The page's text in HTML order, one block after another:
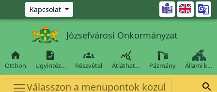
Ugrás a fő tartalomra
Kapcsolat 
Józsefvárosi Önkormányzat

Otthon

Ügyintéz…

Részvétel

Átláthat… Pázmány Állami k…
Válasszon a menüpontok közül 